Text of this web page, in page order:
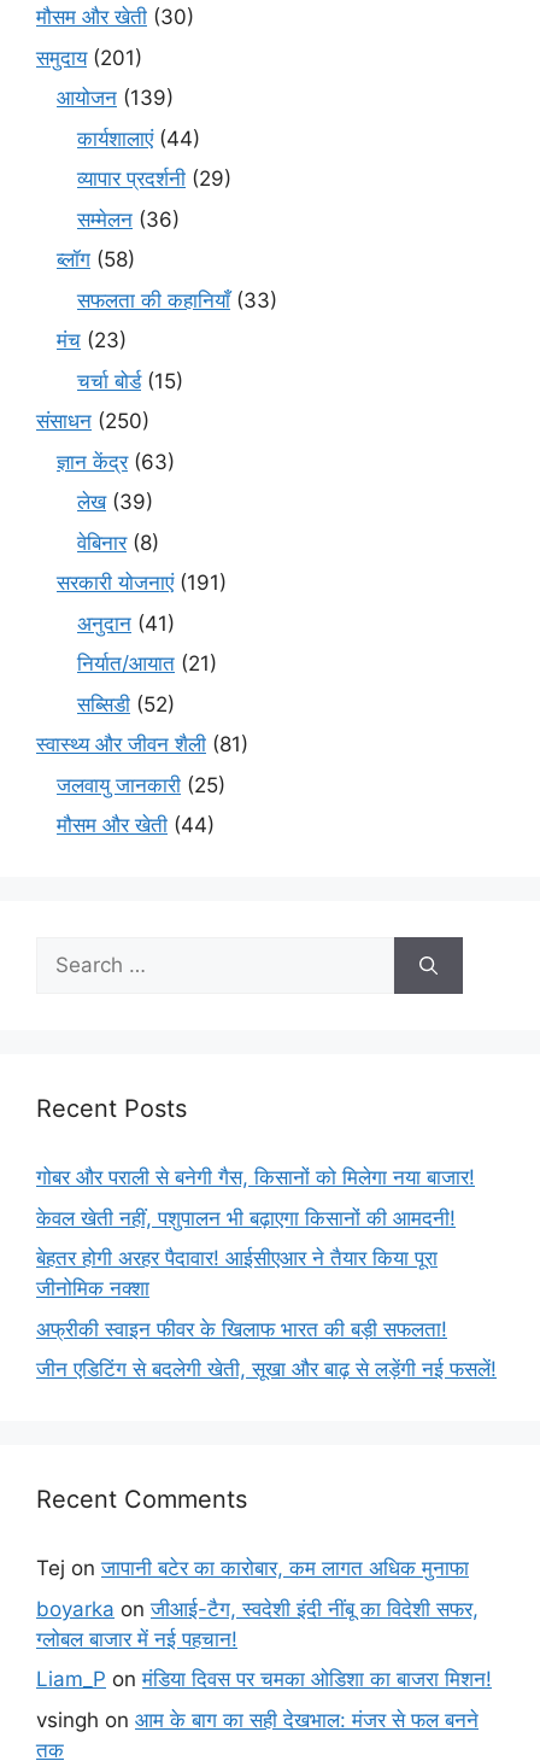
मौसम और खेती (30)
समुदाय(201)
आयोजन (139)
कार्यशालाएं(44)
व्यापार प्रदर्शनी (29)
सम्मेलन (36)
ब्लॉग (58)
सफलता की कहानियाँ(33)
मंच (23)
चर्चा बोर्ड(15)
संसाधन (250)
ज्ञान केंद्र(63)
लेख(39)
वेबिनार(8)
सरकारी योजनाएं(191)
अनुदान (41)
निर्यात/आयात (21)
सब्सिडी (52)
स्वास्थ्य और जीवन शैली (81)
जलवायु जानकारी (25)
मौसम और खेती (44)
Recent Posts
गोबर और पराली से बनेगी गैस, किसानों को मिलेगा नया बाजार!
केवल खेती नहीं, पशुपालन भी बढ़ाएगा किसानों की आमदनी!
बेहतर होगी अरहर पैदावार! आईसीएआर ने तैयार किया पूरा
जीनोमिक नक्शा
अफ्रीकी स्वाइन फीवर के खिलाफ भारत की बड़ी सफलता!
जीन एडिटिंग से बदलेगी खेती, सूखा और बाढ़ से लड़ेंगी नई फसलें!
Recent Comments
Tej onजापानी बटेर का कारोबार, कम लागत अधिक मुनाफा
boyarka onजीआई-टैग, स्वदेशी इंदी नींबू का विदेशी सफर,
ग्लोबल बाजार में नई पहचान!
Liam_P onमंडिया दिवस पर चमका ओडिशा का बाजरा मिशन!
vsingh on आम के बाग का सही देखभाल: मंजर से फल बनने
तक